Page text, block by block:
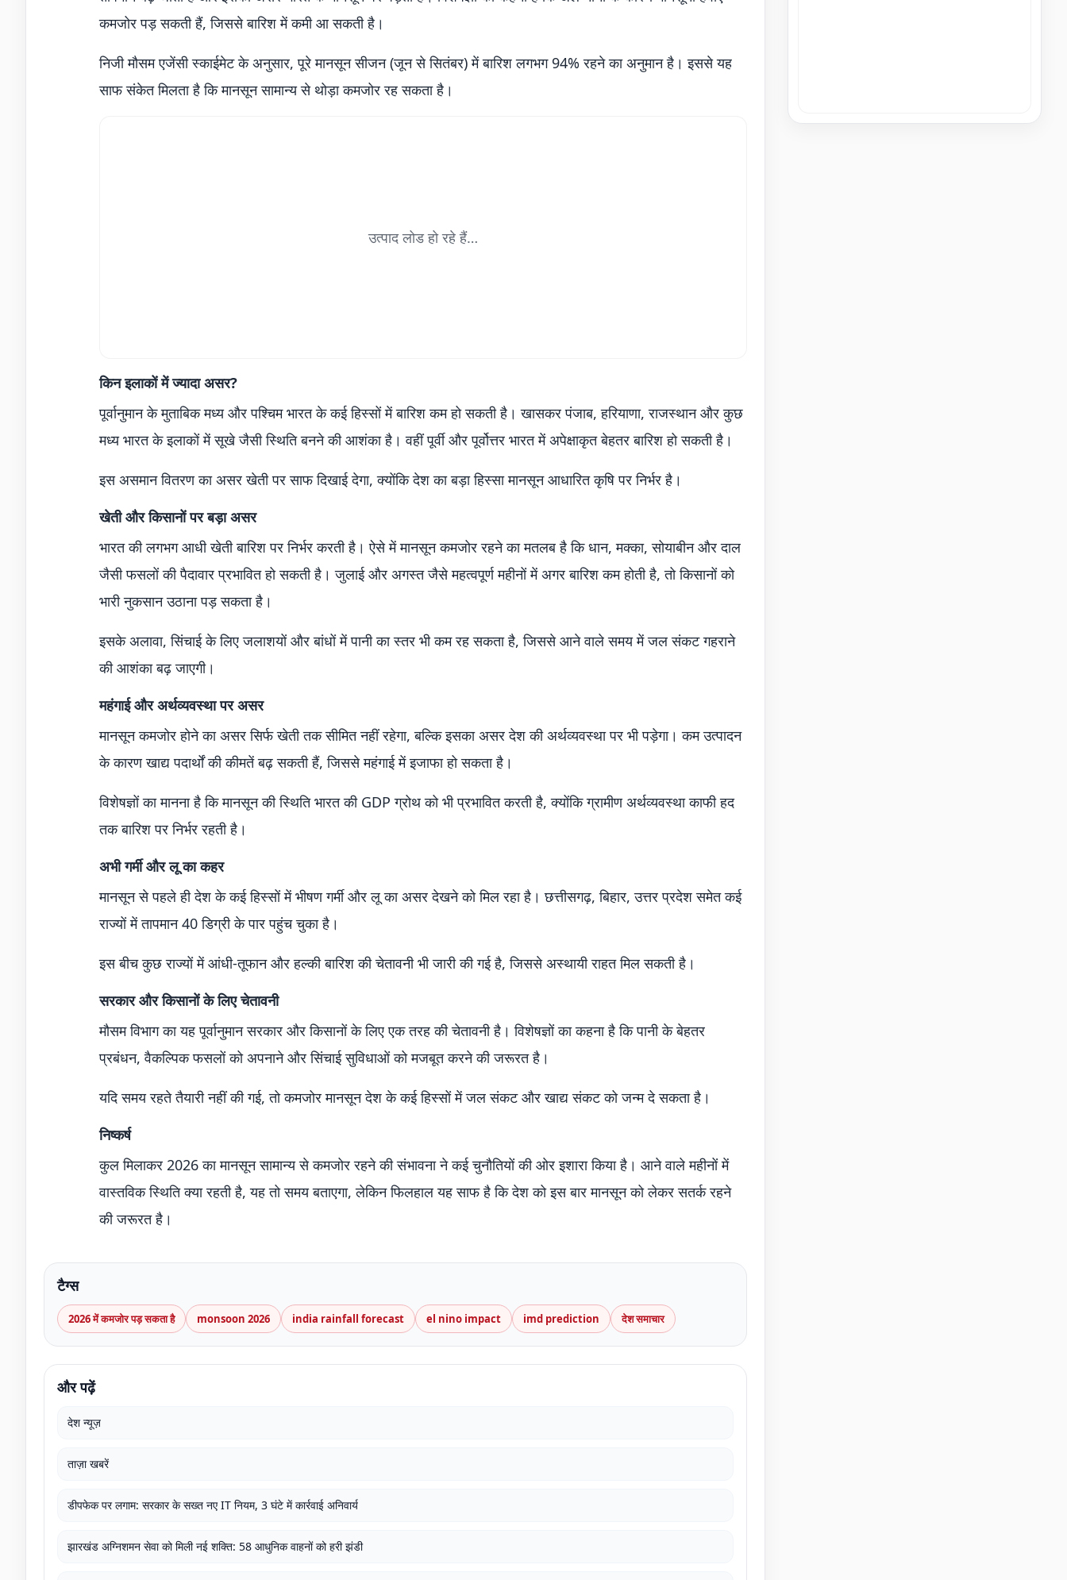
कमजोर पड़ सकती हैं, जिससे बारिश में कमी आ सकती है।
निजी मौसम एजेंसी स्काईमेट के अनुसार, पूरे मानसून सीजन (जून से सितंबर) में बारिश लगभग 94% रहने का अनुमान है। इससे यह
साफ संकेत मिलता है कि मानसून सामान्य से थोड़ा कमजोर रह सकता है।
उत्पाद लोड हो रहे हैं…
किन इलाकों में ज्यादा असर?
पूर्वानुमान के मुताबिक मध्य और पश्चिम भारत के कई हिस्सों में बारिश कम हो सकती है। खासकर पंजाब, हरियाणा, राजस्थान और कुछ
मध्य भारत के इलाकों में सूखे जैसी स्थिति बनने की आशंका है। वहीं पूर्वी और पूर्वोत्तर भारत में अपेक्षाकृत बेहतर बारिश हो सकती है।
इस असमान वितरण का असर खेती पर साफ दिखाई देगा, क्योंकि देश का बड़ा हिस्सा मानसून आधारित कृषि पर निर्भर है।
खेती और किसानों पर बड़ा असर
भारत की लगभग आधी खेती बारिश पर निर्भर करती है। ऐसे में मानसून कमजोर रहने का मतलब है कि धान, मक्का, सोयाबीन और दाल
जैसी फसलों की पैदावार प्रभावित हो सकती है। जुलाई और अगस्त जैसे महत्वपूर्ण महीनों में अगर बारिश कम होती है, तो किसानों को
भारी नुकसान उठाना पड़ सकता है।
इसके अलावा, सिंचाई के लिए जलाशयों और बांधों में पानी का स्तर भी कम रह सकता है, जिससे आने वाले समय में जल संकट गहराने
की आशंका बढ़ जाएगी।
महंगाई और अर्थव्यवस्था पर असर
मानसून कमजोर होने का असर सिर्फ खेती तक सीमित नहीं रहेगा, बल्कि इसका असर देश की अर्थव्यवस्था पर भी पड़ेगा। कम उत्पादन
के कारण खाद्य पदार्थों की कीमतें बढ़ सकती हैं, जिससे महंगाई में इजाफा हो सकता है।
विशेषज्ञों का मानना है कि मानसून की स्थिति भारत की GDP ग्रोथ को भी प्रभावित करती है, क्योंकि ग्रामीण अर्थव्यवस्था काफी हद
तक बारिश पर निर्भर रहती है।
अभी गर्मी और लू का कहर
मानसून से पहले ही देश के कई हिस्सों में भीषण गर्मी और लू का असर देखने को मिल रहा है। छत्तीसगढ़, बिहार, उत्तर प्रदेश समेत कई
राज्यों में तापमान 40 डिग्री के पार पहुंच चुका है।
इस बीच कुछ राज्यों में आंधी-तूफान और हल्की बारिश की चेतावनी भी जारी की गई है, जिससे अस्थायी राहत मिल सकती है।
सरकार और किसानों के लिए चेतावनी
मौसम विभाग का यह पूर्वानुमान सरकार और किसानों के लिए एक तरह की चेतावनी है। विशेषज्ञों का कहना है कि पानी के बेहतर
प्रबंधन, वैकल्पिक फसलों को अपनाने और सिंचाई सुविधाओं को मजबूत करने की जरूरत है।
यदि समय रहते तैयारी नहीं की गई, तो कमजोर मानसून देश के कई हिस्सों में जल संकट और खाद्य संकट को जन्म दे सकता है।
निष्कर्ष
कुल मिलाकर 2026 का मानसून सामान्य से कमजोर रहने की संभावना ने कई चुनौतियों की ओर इशारा किया है। आने वाले महीनों में
वास्तविक स्थिति क्या रहती है, यह तो समय बताएगा, लेकिन फिलहाल यह साफ है कि देश को इस बार मानसून को लेकर सतर्क रहने
की जरूरत है।
टैग्स
2026 में कमजोर पड़ सकता है monsoon 2026 india rainfall forecast el nino impact imd prediction देश समाचार
और पढ़ें
देश न्यूज़
ताज़ा खबरें
डीपफेक पर लगाम: सरकार के सख्त नए IT नियम, 3 घंटे में कार्रवाई अनिवार्य
झारखंड अग्निशमन सेवा को मिली नई शक्ति: 58 आधुनिक वाहनों को हरी झंडी